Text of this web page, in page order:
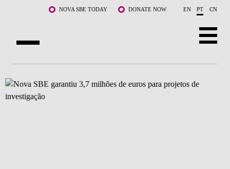
Saltar para o conteúdo principalNOVA SBE TODAY DONATE NOW EN PT CN
CURSOS